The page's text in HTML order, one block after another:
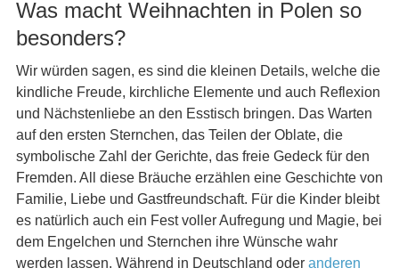
Was macht Weihnachten in Polen so
besonders?
Wir würden sagen, es sind die kleinen Details, welche die
kindliche Freude, kirchliche Elemente und auch Reflexion
und Nächstenliebe an den Esstisch bringen. Das Warten
auf den ersten Sternchen, das Teilen der Oblate, die
symbolische Zahl der Gerichte, das freie Gedeck für den
Fremden. All diese Bräuche erzählen eine Geschichte von
Familie, Liebe und Gastfreundschaft. Für die Kinder bleibt
es natürlich auch ein Fest voller Aufregung und Magie, bei
dem Engelchen und Sternchen ihre Wünsche wahr
werden lassen. Während in Deutschland oder anderen